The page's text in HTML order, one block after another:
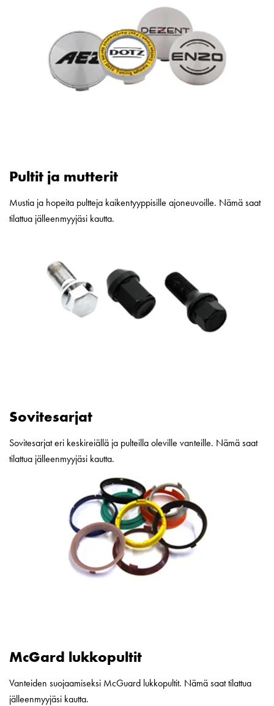
Pultit ja mutterit
Mustia ja hopeita pultteja kaikentyyppisille ajoneuvoille. Nämä saat
tilattua jälleenmyyjäsi kautta.
Sovitesarjat
Sovitesarjat eri keskireiällä ja pulteilla oleville vanteille. Nämä saat
tilattua jälleenmyyjäsi kautta.
McGard lukkopultit
Vanteiden suojaamiseksi McGuard lukkopultit. Nämä saat tilattua
jälleenmyyjäsi kautta.